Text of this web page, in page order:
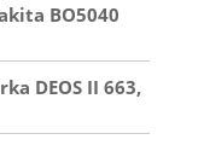
BO5040
DEOS II 663,